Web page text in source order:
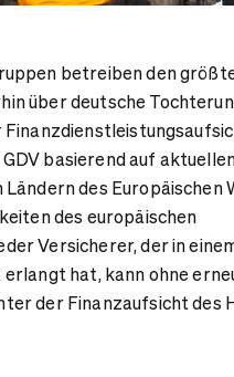
betreiben den
über deutsche
basierend auf
des
des europäischen
Versicherer, der in
hat, kann ohne
der Finanzaufsicht des